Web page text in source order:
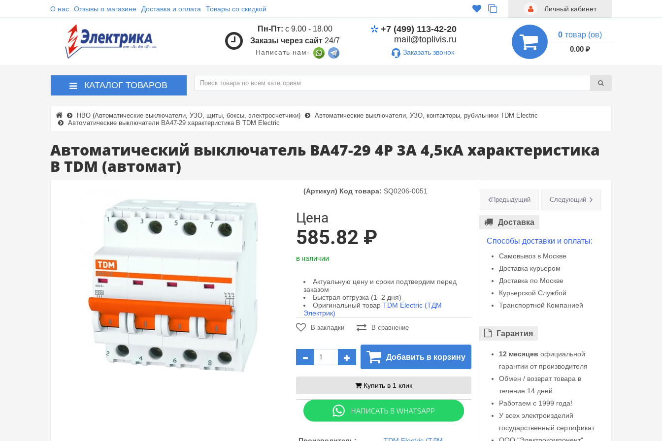
О нас Отзывы о магазине Доставка и оплата Товары со скидкой Личный кабинет
Пн-Пт: с 9.00 - 18.00
Заказы через сайт 24/7
Написать нам-
+7 (499) 113-42-20
mail@toplivis.ru
Заказать звонок
0 товар (ов)
0.00 ₽
КАТАЛОГ ТОВАРОВ
НВО (Автоматические выключатели, УЗО, щиты, боксы, электросчетчики)
Автоматические выключатели, УЗО, контакторы, рубильники TDM Electric
Автоматические выключатели ВА47-29 характеристика В TDM Electric
Автоматический выключатель ВА47-29 4Р 3А 4,5кА характеристика
В TDM (автомат)
(Артикул) Код товара: SQ0206-0051
Цена
585.82 ₽
в наличии
Актуальную цену и сроки подтвердим перед
заказом
Быстрая отгрузка (1–2 дня)
Оригинальный товар TDM Electric (ТДМ
Электрик)
В закладки В сравнение
Добавить в корзину
Купить в 1 клик
Предыдущий Следующий
Доставка
Способы доставки и оплаты:
Самовывоз в Москве
Доставка курьером
Доставка по Москве
Курьерской Службой
Транспортной Компанией
Гарантия
12 месяцев официальной
гарантии от производителя
Обмен / возврат товара в
течение 14 дней
Работаем с 1999 года!
У всех электроизделий
государственный сертификат